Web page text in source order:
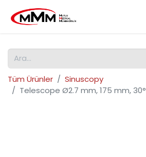
Tüm Ürünler
Sinuscopy
Telescope Ø2.7 mm, 175 mm, 30°